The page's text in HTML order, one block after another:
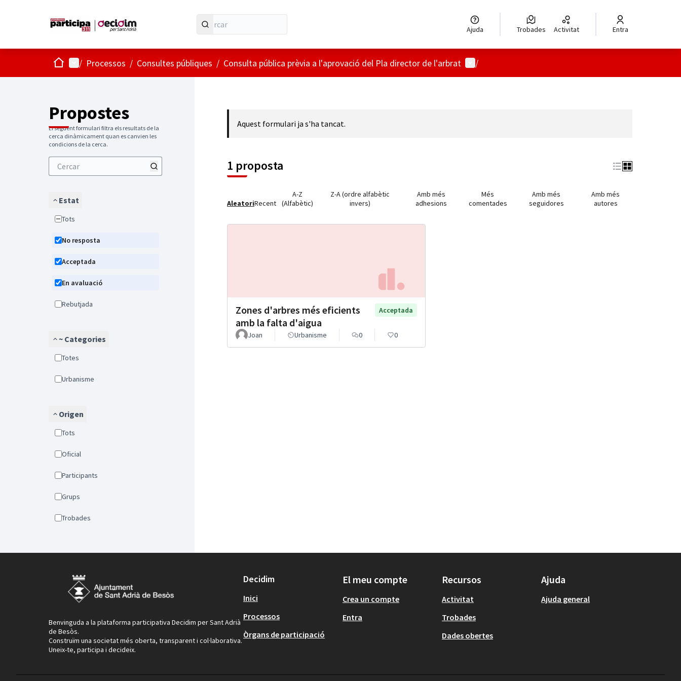
Ajuda Trobades Activitat Entra
Inici Menú principal
/ Processos / Consultes públiques / Consulta pública prèvia a l'aprovació del Pla director de l'arbrat Menú d'usuari
/
Propostes
El següent formulari filtra els resultats de la
cerca dinàmicament quan es canvien les
condicions de la cerca.
Estat
Tots
No resposta
Acceptada
En avaluació
Rebutjada
~ Categories
Totes
Urbanisme
Origen
Tots
Oficial
Participants
Grups
Trobades
Aquest formulari ja s'ha tancat.
1 proposta
AleatoriRecent
A-Z
(Alfabètic)
Z-A (ordre alfabètic
invers)
Amb més
adhesions
Més
comentades
Amb més
seguidores
Amb més
autores
Zones d'arbres més eficients
amb la falta d'aigua
Acceptada
Joan Urbanisme 0 0
Benvinguda a la plataforma participativa Decidim per Sant Adrià
de Besòs.
Construïm una societat més oberta, transparent i col·laborativa.
Uneix-te, participa i decideix.
Decidim
Inici
Processos
Òrgans de participació
El meu compte
Crea un compte
Entra
Recursos
Activitat
Trobades
Dades obertes
Ajuda
Ajuda general